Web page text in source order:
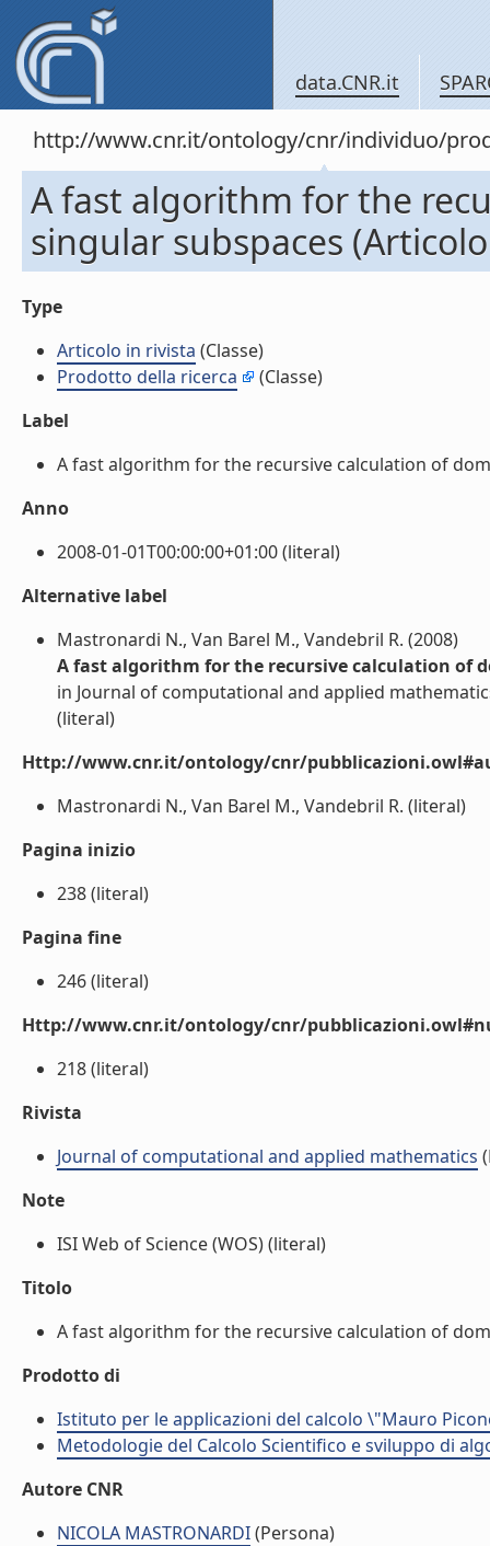
data.CNR.it
http://www.cnr.it/ontology/cnr/individuo/
A fast algorithm for the
singular subspaces
Type
Articolo in rivista (Classe)
Prodotto della ricerca
(Classe)
Label
A fast algorithm for the recursive calculation of
Anno
2008-01-01T00:00:00+01:00 (literal)
Alternative label
Mastronardi N., Van Barel M., Vandebril R. (2008)
A fast algorithm for the recursive calculation of
in Journal of computational and applied
(literal)
Http://www.cnr.it/ontology/cnr/
Mastronardi N., Van Barel M., Vandebril R. (literal)
Pagina inizio
238 (literal)
Pagina fine
246 (literal)
Http://www.cnr.it/ontology/cnr/
218 (literal)
Rivista
Journal of computational and applied mathematics
Note
ISI Web of Science (WOS) (literal)
Titolo
A fast algorithm for the recursive calculation of
Prodotto di
Istituto per le applicazioni del calcolo \"Mauro
Metodologie del Calcolo Scientifico e sviluppo di
Autore CNR
NICOLA MASTRONARDI(Persona)